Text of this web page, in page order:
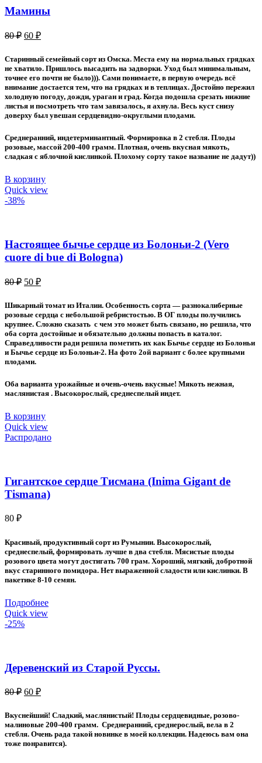
Мамины
80₽ Первоначальная
составляла
80 ₽.
60 ₽Текущая
60 ₽.
Старинный семейный сорт из Омска. Места ему на нормальных грядках
не хватило. Пришлось высадить на задворки. Уход был минимальным,
точнее его почти не было))). Сами понимаете, в первую очередь всё
внимание достается тем, что на грядках и в теплицах. Достойно пережил
холодную погоду, дожди, ураган и град. Когда подошла срезать нижние
листья и посмотреть что там завязалось, я ахнула. Весь куст снизу
доверху был увешан сердцевидно-округлыми плодами.
Среднеранний, индетерминантный. Формировка в 2 стебля. Плоды
розовые, массой 200-400 грамм. Плотная, очень вкусная мякоть,
сладкая с яблочной кислинкой. Плохому сорту такое название не дадут))
В корзину
Quick view
-38%
Настоящее бычье сердце из Болоньи-2 (Vero
cuore di bue di Bologna)
80₽ Первоначальная
составляла
80 ₽.
50 ₽Текущая
50 ₽.
Шикарный томат из Италии. Особенность сорта — разнокалиберные
розовые сердца с небольшой ребристостью. В ОГ плоды получились
крупнее. Сложно сказать с чем это может быть связано, но решила, что
оба сорта достойные и обязательно должны попасть в каталог.
Справедливости ради решила пометить их как Бычье сердце из Болоньи
и Бычье сердце из Болоньи-2. На фото 2ой вариант с более крупными
плодами.
Оба варианта урожайные и очень-очень вкусные! Мякоть нежная,
маслянистая . Высокорослый, среднеспелый индет.
В корзину
Quick view
Распродано
Гигантское сердце Тисмана (Inima Gigant de
Tismana)
80 ₽
Красивый, продуктивный сорт из Румынии. Высокорослый,
среднеспелый, формировать лучше в два стебля. Мясистые плоды
розового цвета могут достигать 700 грам. Хороший, мягкий, добротной
вкус старинного помидора. Нет выраженной сладости или кислинки. В
пакетике 8-10 семян.
Подробнее
Quick view
-25%
Деревенский из Старой Руссы.
80₽ Первоначальная
составляла
80 ₽.
60 ₽Текущая
60 ₽.
Вкуснейший! Сладкий, маслянистый! Плоды сердцевидные, розово-
малиновые 200-400 грамм. Среднеранний, среднерослый, вела в 2
стебля. Очень рада такой новинке в моей коллекции. Надеюсь вам она
тоже понравится).